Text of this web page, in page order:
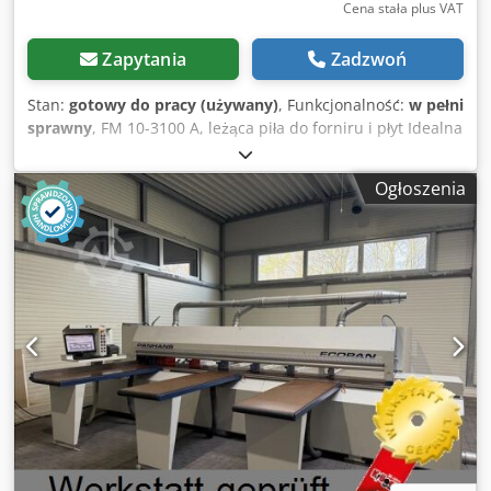
Cena stała plus VAT
Zapytania Zadzwoń
Stan: gotowy do pracy (używany), Funkcjonalność: w pełni
sprawny, FM 10-3100 A, leżąca piła do forniru i płyt Idealna
do precyzyjnych cięć wzdłużnych pakietów forniru, płyt
wiórowych, MDF oraz cienkiego drewna litego,
automatyczny posuw i powrót wózka piły, bezstopniowa
regulacja posuwu, wysokości tarczy i długości cięcia,
pneumatyczna belka dociskowa specjalnego
przeznaczenia, przedni i tylny stół podpierający HP 520,
cięcie wzdłużne i poprzeczne w jednym przebiegu,
trójfazowy silnik hamulcowy 6,8 KM / 5 kW oraz podcinak,
dobre odpylanie, Maks. wysokość cięcia: 60 mm, długość
cięcia: 3100 mm, dobry stan techniczny, Maszyna gotowa
do natychmiastowego użycia Dalsze szczegóły techniczne
znajdują się w pliku PDF (broszura). Lokalizacja:
Neustadt/Weinstr. Transport możliwy za dodatkową opłatą!
Dedsyzxkwjpfx Aqteck Z uwagi na wiek maszyny używanej,
przy sprzedaży klientom biznesowym wyłącza się
Ogłoszenia